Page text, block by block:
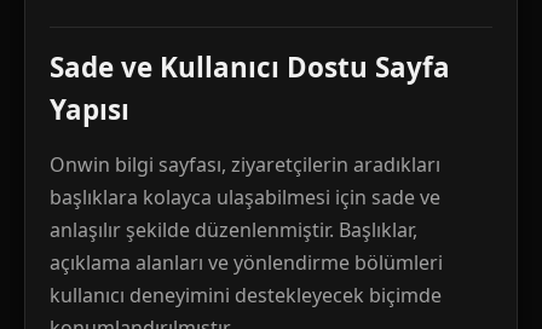
Sade ve Kullanıcı Dostu Sayfa
Yapısı
Onwin bilgi sayfası, ziyaretçilerin aradıkları
başlıklara kolayca ulaşabilmesi için sade ve
anlaşılır şekilde düzenlenmiştir. Başlıklar,
açıklama alanları ve yönlendirme bölümleri
kullanıcı deneyimini destekleyecek biçimde